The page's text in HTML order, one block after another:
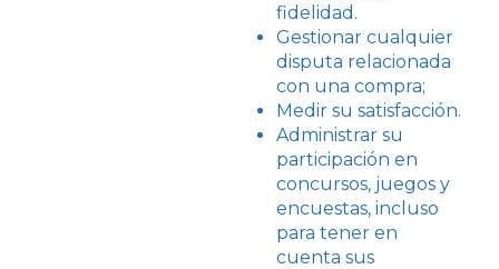
fidelidad.
Gestionar cualquier
disputa relacionada
con una compra;
Medir su satisfacción.
Administrar su
participación en
concursos, juegos y
encuestas, incluso
para tener en
cuenta sus